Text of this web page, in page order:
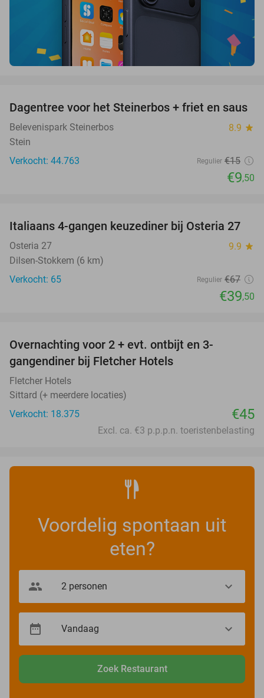
37%
Dagentree voor het Steinerbos + friet en saus
Belevenispark Steinerbos 8.9 star
Stein
Verkocht: 44.763
Regulier €15
€9,50
41%
Italiaans 4-gangen keuzediner bij Osteria 27
Osteria 27 9.9 star
Dilsen-Stokkem (6 km)
Verkocht: 65
Regulier €67
€39,50
Overnachting voor 2 + evt. ontbijt en 3-
gangendiner bij Fletcher Hotels
Fletcher Hotels
Sittard (+ meerdere locaties)
Verkocht: 18.375
€45
Excl. ca. €3 p.p.p.n. toeristenbelasting
Voordelig spontaan uit
eten?
Zoek Restaurant